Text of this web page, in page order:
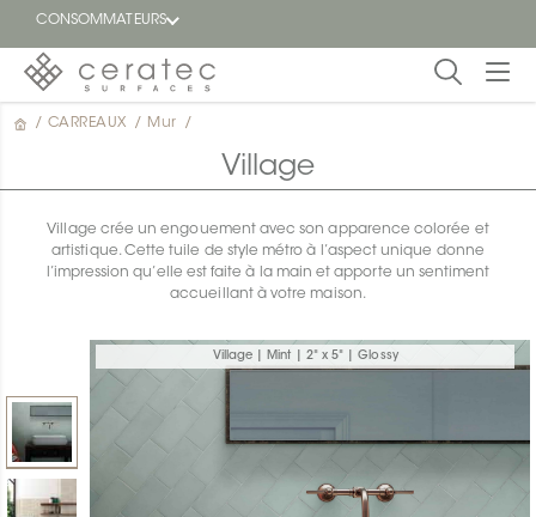
CONSOMMATEURS
En
Trouver
un
/ CARREAUX / Mur /
Village
Village crée un engouement avec son apparence colorée et
artistique. Cette tuile de style métro à l’aspect unique donne
l’impression qu’elle est faite à la main et apporte un sentiment
accueillant à votre maison.
Village | Mint | 2" x 5" | Glossy